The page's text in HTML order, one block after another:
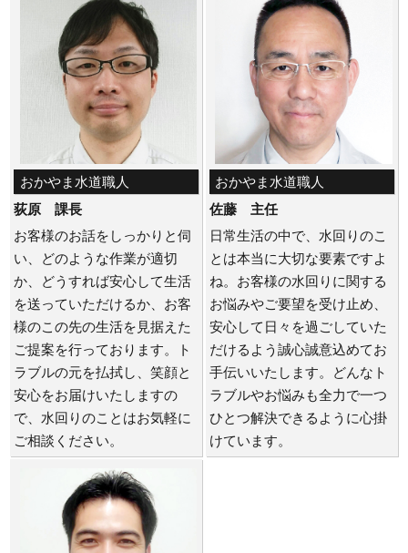
おかやま水道職人
荻原 課長
お客様のお話をしっかりと伺
い、どのような作業が適切
か、どうすれば安心して生活
を送っていただけるか、お客
様のこの先の生活を見据えた
ご提案を行っております。ト
ラブルの元を払拭し、笑顔と
安心をお届けいたしますの
で、水回りのことはお気軽に
ご相談ください。
おかやま水道職人
佐藤 主任
日常生活の中で、水回りのこ
とは本当に大切な要素ですよ
ね。お客様の水回りに関する
お悩みやご要望を受け止め、
安心して日々を過ごしていた
だけるよう誠心誠意込めてお
手伝いいたします。どんなト
ラブルやお悩みも全力で一つ
ひとつ解決できるように心掛
けています。